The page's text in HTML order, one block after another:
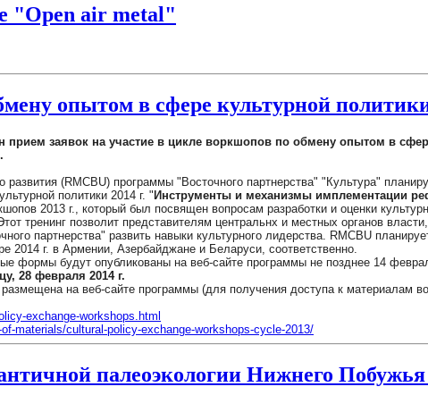
"Open air metal"
опытом в сфере культурной политики
прием заявок на участие в цикле воркшопов по обмену опытом в
развития (RMCBU) программы "Восточного партнерства" "Культура"
политики 2014 г. " Инструменты и механизмы имплементации
2013 г., который был посвящен вопросам разработки и оценки
тренинг позволит представителям центральнх и местных органов
партнерства" развить навыки культурного лидерства. RMCBU
2014 г. в Армении, Азербайджане и Беларуси, соответственно.
формы будут опубликованы на веб-сайте программы не позднее 14
28 февраля 2014 г.
на веб-сайте программы (для получения доступа к материалам
exchange-workshops.html
materials/cultural-policy-exchange-workshops-cycle-2013/
палеоэкологии Нижнего